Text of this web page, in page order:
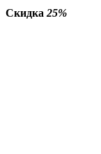
Скидка 25%